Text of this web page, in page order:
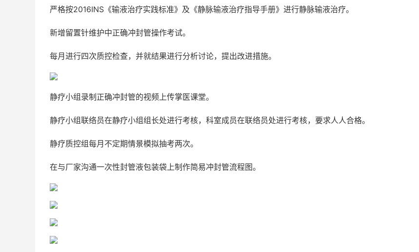
严格按2016INS《输液治疗实践标准》及《静脉输液治疗指导手册》进行静脉输液治疗。
新增留置针维护中正确冲封管操作考试。
每月进行四次质控检查，并就结果进行分析讨论，提出改进措施。
静疗小组录制正确冲封管的视频上传掌医课堂。
静疗小组联络员在静疗小组组长处进行考核，科室成员在联络员处进行考核，要求人人合格。
静疗质控组每月不定期情景模拟抽考两次。
在与厂家沟通一次性封管液包装袋上制作简易冲封管流程图。